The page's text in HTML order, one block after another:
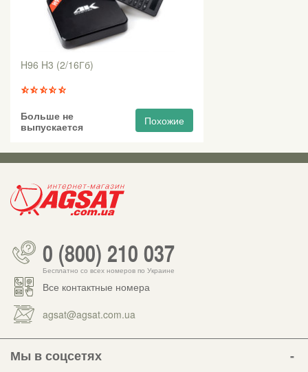
H96 H3 (2/16Гб)
Больше не
выпускается
Похожие
0 (800) 210 037
Бесплатно со всех номеров по Украине
Все контактные номера
agsat@agsat.com.ua
Мы в соцсетях